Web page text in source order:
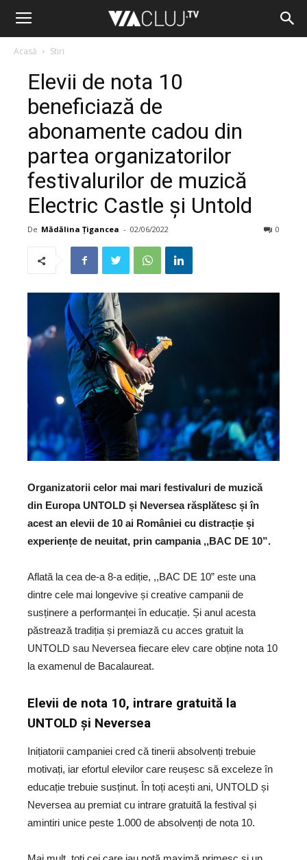
Acasă Stiri
Elevii de nota 10
beneficiază de
abonamente cadou din
partea organizatorilor
festivalurilor de muzică
Electric Castle și Untold
De Mădălina Țigancea - 02/06/2022 0
Organizatorii celor mai mari festivaluri de muzică
din Europa UNTOLD și Neversea răsplătesc și în
acest an elevii de 10 ai României cu distracție și
experiențe de neuitat, prin campania ,,BAC DE 10”.
Aflată la cea de-a 8-a ediție, ,,BAC DE 10” este una
dintre cele mai longevive și creative campanii de
susținere a performanței în educație. Și anul acesta
păstrează tradiția și premiază cu acces gratuit la
UNTOLD sau Neversea fiecare elev care obține nota 10
la examenul de Bacalaureat.
Elevii de nota 10, intrare gratuită la
UNTOLD și Neversea
Inițiatorii campaniei cred că tinerii absolvenți trebuie
motivați, iar efortul elevilor care reușesc să exceleze în
educație trebuie susținut. În toți acești ani, UNTOLD și
Neversea au premiat cu intrare gratuită la festival și
amintiri unice peste 1.000 de absolvenți de nota 10.